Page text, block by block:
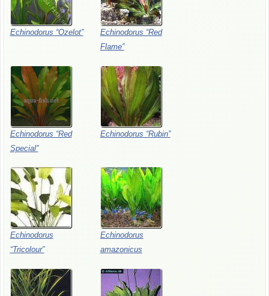
Echinodorus “Ozelot”
Echinodorus “Red
Flame”
Echinodorus “Red
Special”
Echinodorus “Rubin”
Echinodorus
“Tricolour”
Echinodorus
amazonicus